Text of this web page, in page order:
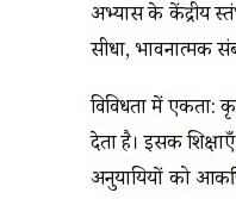
अभ्यास के केंद्रीय
सीधा, भावनात्मक
विविधता में एकता:
देता है। इसकी
अनुयायियों को